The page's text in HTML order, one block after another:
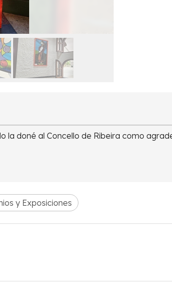
la doné al Concello de Ribeira como
y Exposiciones